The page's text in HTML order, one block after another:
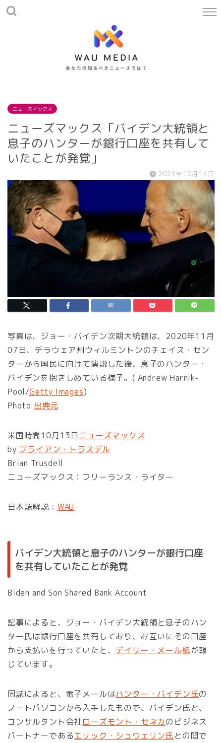
ニューズマックス
ニューズマックス「バイデン大統領と
息子のハンターが銀行口座を共有して
いたことが発覚」
2021年10月14日
写真は、ジョー・バイデン次期大統領は、2020年11月
07日、デラウェア州ウィルミントンのチェイス・セン
ターから国民に向けて演説した後、息子のハンター・
バイデンを抱きしめている様子。( Andrew Harnik-
Pool/Getty Images)
Photo 出典元
米国時間10月13日 ニューズマックス
by ブライアン・トラスデル
Brian Trusdell
ニューズマックス：フリーランス・ライター
日本語解説： WAU
バイデン大統領と息子のハンターが銀行口座
を共有していたことが発覚
Biden and Son Shared Bank Account
記事によると、ジョー・バイデン大統領と息子のハン
ター氏は銀行口座を共有しており、お互いにその口座
から支払いを行っていたと、 デイリー・メール紙が報
じています。
同誌によると、電子メールはハンター・バイデン氏の
ノートパソコンから入手したもので、バイデン氏と、
コンサルタント会社ローズモント・セネカのビジネス
パートナーであるエリック・シュウェリン氏 との間で